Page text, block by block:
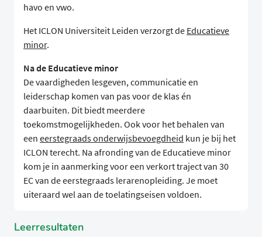
havo en vwo.
Het ICLON Universiteit Leiden verzorgt de Educatieve
minor.
Na de Educatieve minor
De vaardigheden lesgeven, communicatie en
leiderschap komen van pas voor de klas én
daarbuiten. Dit biedt meerdere
toekomstmogelijkheden. Ook voor het behalen van
een eerstegraads onderwijsbevoegdheid kun je bij het
ICLON terecht. Na afronding van de Educatieve minor
kom je in aanmerking voor een verkort traject van 30
EC van de eerstegraads lerarenopleiding. Je moet
uiteraard wel aan de toelatingseisen voldoen.
Leerresultaten